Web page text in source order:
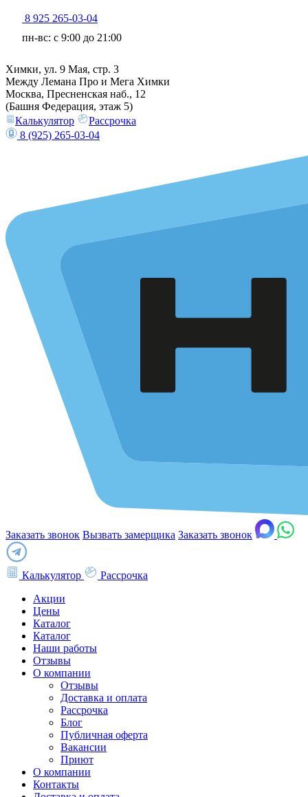
8 925 265-03-04
пн-вс: c 9:00 до 21:00
Химки, ул. 9 Мая, стр. 3
Между Лемана Про и Мега Химки
Москва, Пресненская наб., 12
(Башня Федерация, этаж 5)
Калькулятор
Рассрочка
8 (925) 265-03-04
Заказать звонок Вызвать замерщика Заказать звонок
Калькулятор
Рассрочка
Акции
Цены
Каталог
Каталог
Наши работы
Отзывы
О компании
Отзывы
Доставка и оплата
Рассрочка
Блог
Публичная оферта
Вакансии
Приют
О компании
Контакты